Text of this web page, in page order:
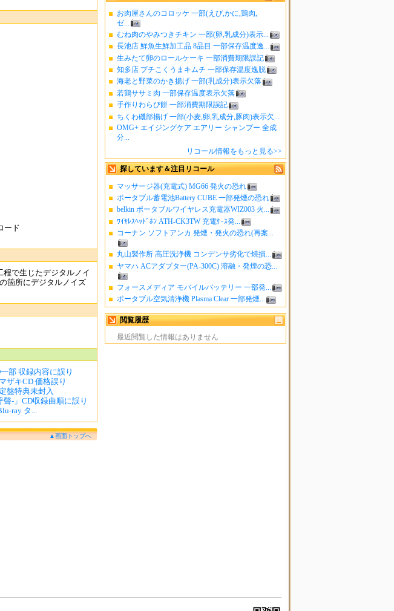
お肉屋さんのコロッケ 一部(えび,かに,鶏肉,
ゼ...
むね肉のやみつきチキン 一部(卵,乳成分)表示...
長池店 鮮魚生鮮加工品 8品目 一部保存温度逸...
生みたて卵のロールケーキ 一部消費期限誤記
知多店 プチこくうまキムチ 一部保存温度逸脱
海老と野菜のかき揚げ 一部(乳成分)表示欠落
若鶏ササミ肉 一部保存温度表示欠落
手作りわらび餅 一部消費期限誤記
ちくわ磯部揚げ 一部(小麦,卵,乳成分,豚肉)表示欠...
OMG+ エイジングケア エアリー シャンプー 全成
分...
リコール情報をもっと見る>>
探しています＆注目リコール
マッサージ器(充電式) MG66 発火の恐れ
ポータブル蓄電池Battery CUBE 一部発煙の恐れ
belkin ポータブルワイヤレス充電器WIZ003 火...
ﾜｲﾔﾚｽﾍｯﾄﾞﾎﾝ ATH-CK3TW 充電ｹｰｽ発...
コーナン ソフトアンカ 発煙・発火の恐れ(再案...
丸山製作所 高圧洗浄機 コンデンサ劣化で焼損...
ヤマハ ACアダプター(PA-300C) 溶融・発煙の恐...
フォースメディア モバイルバッテリー 一部発...
ポータブル空気清浄機 Plasma Clear 一部発煙...
閲覧履歴
最近閲覧した情報はありません
ード
で生じたデジタルノイ
箇所にデジタルノイズ
部 収録内容に誤り
ザキCD 価格誤り
盤特典未封入
聲-」CD収録曲順に誤り
ray タ...
▲画面トップへ